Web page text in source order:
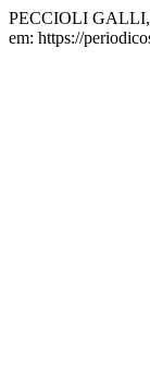
PECCIOLI GALLI,
em: https://